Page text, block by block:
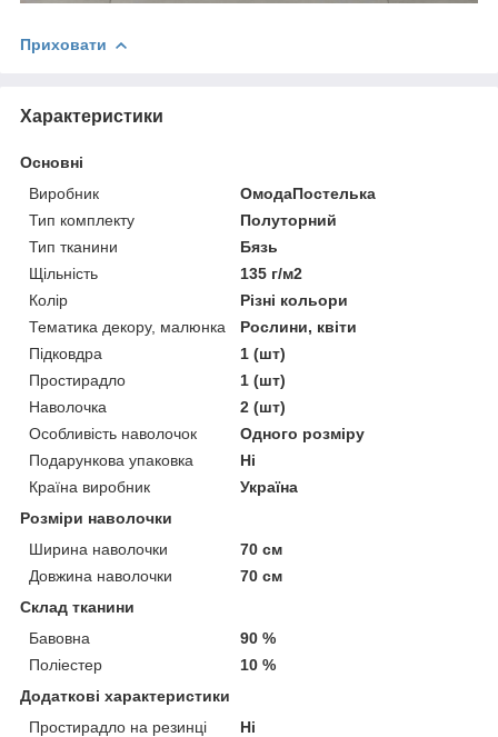
Приховати
Характеристики
Основні
Виробник
ОмодаПостелька
Тип комплекту
Полуторний
Тип тканини
Бязь
Щільність
135 г/м2
Колір
Різні кольори
Тематика декору, малюнка
Рослини, квіти
Підковдра
1 (шт)
Простирадло
1 (шт)
Наволочка
2 (шт)
Особливість наволочок
Одного розміру
Подарункова упаковка
Ні
Країна виробник
Україна
Розміри наволочки
Ширина наволочки
70 см
Довжина наволочки
70 см
Склад тканини
Бавовна
90 %
Поліестер
10 %
Додаткові характеристики
Простирадло на резинці
Ні